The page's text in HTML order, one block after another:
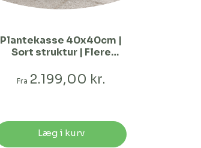
Plantekasse 40x40cm |
Sort struktur | Flere
Fra 2.199,00 kr.
Læg i kurv